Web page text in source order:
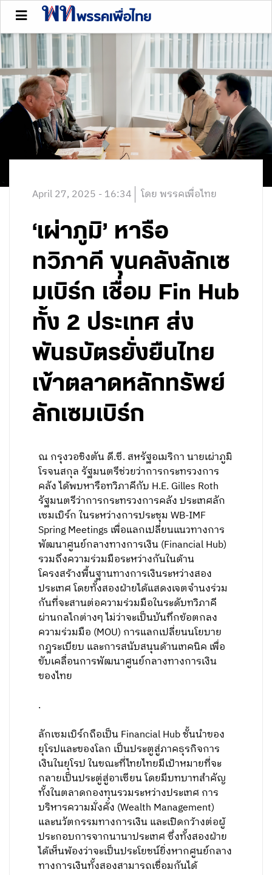
April 27, 2025 - 16:34 โดย พรรคเพื่อไทย
‘เผ่าภูมิ’ หารือ
ทวิภาคี ขุนคลังลักเซ
มเบิร์ก เชื่อม Fin Hub
ทั้ง 2 ประเทศ ส่ง
พันธบัตรยั่งยืนไทย
เข้าตลาดหลักทรัพย์
ลักเซมเบิร์ก
ณ กรุงวอชิงตัน ดี.ซี. สหรัฐอเมริกา นายเผ่าภูมิ
โรจนสกุล รัฐมนตรีช่วยว่าการกระทรวงการ
คลัง ได้พบหารือทวิภาคีกับ H.E. Gilles Roth
รัฐมนตรีว่าการกระทรวงการคลัง ประเทศลัก
เซมเบิร์ก ในระหว่างการประชุม WB-IMF
Spring Meetings เพื่อแลกเปลี่ยนแนวทางการ
พัฒนาศูนย์กลางทางการเงิน (Financial Hub)
รวมถึงความร่วมมือระหว่างกันในด้าน
โครงสร้างพื้นฐานทางการเงินระหว่างสอง
ประเทศ โดยทั้งสองฝ่ายได้แสดงเจตจำนงร่วม
กันที่จะสานต่อความร่วมมือในระดับทวิภาคี
ผ่านกลไกต่างๆ ไม่ว่าจะเป็นบันทึกข้อตกลง
ความร่วมมือ (MOU) การแลกเปลี่ยนนโยบาย
กฎระเบียบ และการสนับสนุนด้านเทคนิค เพื่อ
ขับเคลื่อนการพัฒนาศูนย์กลางทางการเงิน
ของไทย
.
ลักเซมเบิร์กถือเป็น Financial Hub ชั้นนำของ
ยุโรปและของโลก เป็นประตูสู่ภาคธุรกิจการ
เงินในยุโรป ในขณะที่ไทยไทยมีเป้าหมายที่จะ
กลายเป็นประตู่สู่อาเซียน โดยมีบทบาทสำคัญ
ทั้งในตลาดกองทุนรวมระหว่างประเทศ การ
บริหารความมั่งคั่ง (Wealth Management)
และนวัตกรรมทางการเงิน และเปิดกว้างต่อผู้
ประกอบการจากนานาประเทศ ซึ่งทั้งสองฝ่าย
ได้เห็นพ้องว่าจะเป็นประโยชน์ยิ่งหากศูนย์กลาง
ทางการเงินทั้งสองสามารถเชื่อมกันได้